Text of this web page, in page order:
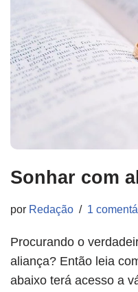
Sonhar com
por Redação 1
Procurando o
aliança? Então leia
abaixo terá acesso a